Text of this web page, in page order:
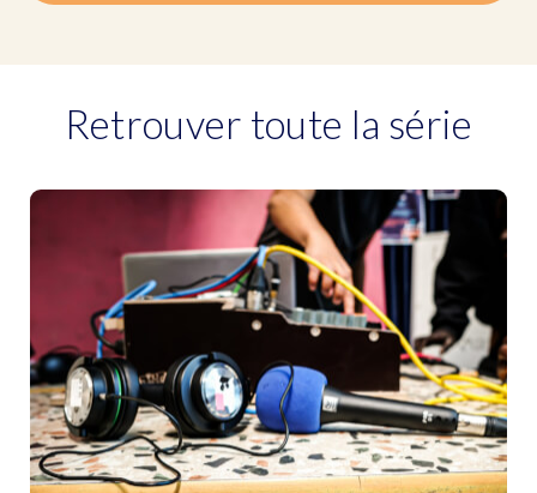
Retrouver toute la série